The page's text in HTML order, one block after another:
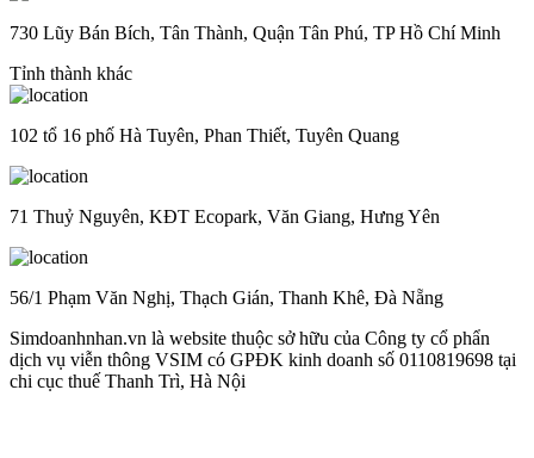
730 Lũy Bán Bích, Tân Thành, Quận Tân Phú, TP Hồ Chí Minh
Tỉnh thành khác
102 tổ 16 phố Hà Tuyên, Phan Thiết, Tuyên Quang
71 Thuỷ Nguyên, KĐT Ecopark, Văn Giang, Hưng Yên
56/1 Phạm Văn Nghị, Thạch Gián, Thanh Khê, Đà Nẵng
Simdoanhnhan.vn là website thuộc sở hữu của Công ty cổ phẩn
dịch vụ viễn thông VSIM có GPĐK kinh doanh số 0110819698 tại
chi cục thuế Thanh Trì, Hà Nội